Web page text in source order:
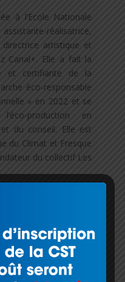
à l’Ecole Nationale
réalisatrice,
artistique et
Canal+. Elle a fait la
et certifiante de la
éco-responsable
» en 2022 et se
production en
du conseil. Elle est
du Climat et Fresque
du collectif Les